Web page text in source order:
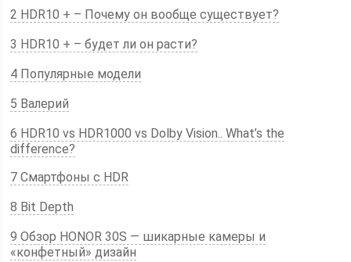
2 HDR10 + – Почему он вообще существует?
3 HDR10 + – будет ли он расти?
4 Популярные модели
5 Валерий
6 HDR10 vs HDR1000 vs Dolby Vision.. What’s the
difference?
7 Смартфоны с HDR
8 Bit Depth
9 Обзор HONOR 30S — шикарные камеры и
«конфетный» дизайн